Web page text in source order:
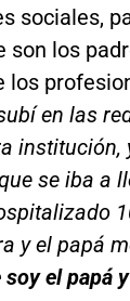
sociales,
son los
los
en las
institución,
se iba a
y el papá
el papá